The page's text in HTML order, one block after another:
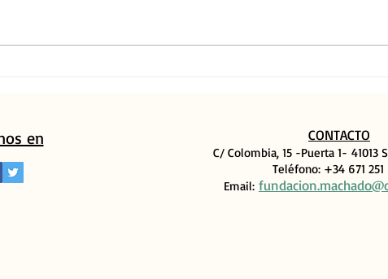
en CONTACTO
C/ Colombia, 15 -Puerta 1- 41013
Teléfono: +34 671 251
Email: